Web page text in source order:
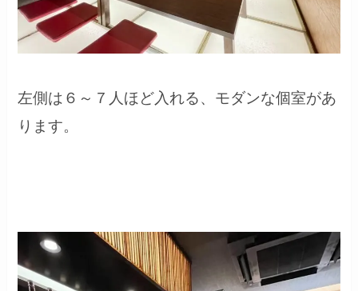
左側は６～７人ほど入れる、モダンな個室があ
ります。